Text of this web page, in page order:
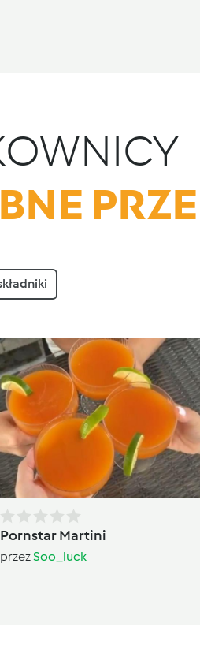
Pornstar Martini
przezSoo_luck